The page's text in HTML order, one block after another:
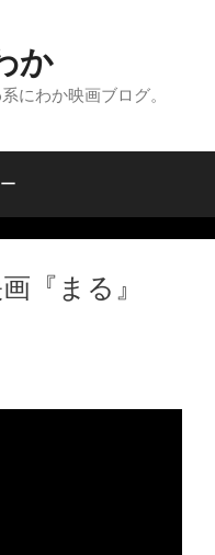
か
にわか映画ブログ。
『まる』